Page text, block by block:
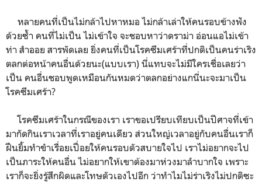
หลายคนที่เป็นไม่กล้าไปหาหมอ ไม่กล้าเล่าให้คนรอบข้างฟัง
ด้วยซ้ำ คนที่ไม่เป็น ไม่เข้าใจ จะชอบหาว่าดราม่า อ่อนแอไม่เข้า
ท่า สำออย สารพัดเลย ยิ่งคนที่เป็นโรคซึมเศร้าที่ปกติเป็นคนร่าเริง
ตลกต่อหน้าคนอื่นด้วยนะ(แบบเรา) นี่แทบจะไม่มีใครเชื่อเลยว่า
เป็น คนอื่นชอบพูดเหมือนกันหมดว่าตลกอย่างแกนี่นะจะมาเป็น
โรคซึมเศร้า?
โรคซึมเศร้าในกรณีของเรา เราขอเปรียบเทียบเป็นปีศาจที่เข้า
มากัดกินเราเวลาที่เราอยู่คนเดียว ส่วนใหญ่เวลาอยู่กับคนอื่นเราก็
ฝืนยิ้มทำขำเรื่อยเปื่อยให้คนรอบตัวสบายใจไป เราไม่อยากจะไป
เป็นภาระให้คนอื่น ไม่อยากให้เขาต้องมาห่วงมาลำบากใจ เพราะ
เราก็จะยิ่งรู้สึกผิดและโทษตัวเองไปอีก ว่าทำไมไม่ร่าเริงไม่ปกติซะ